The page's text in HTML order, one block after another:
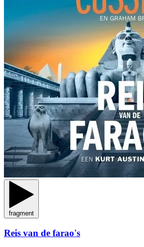
fragment
Reis van de farao's